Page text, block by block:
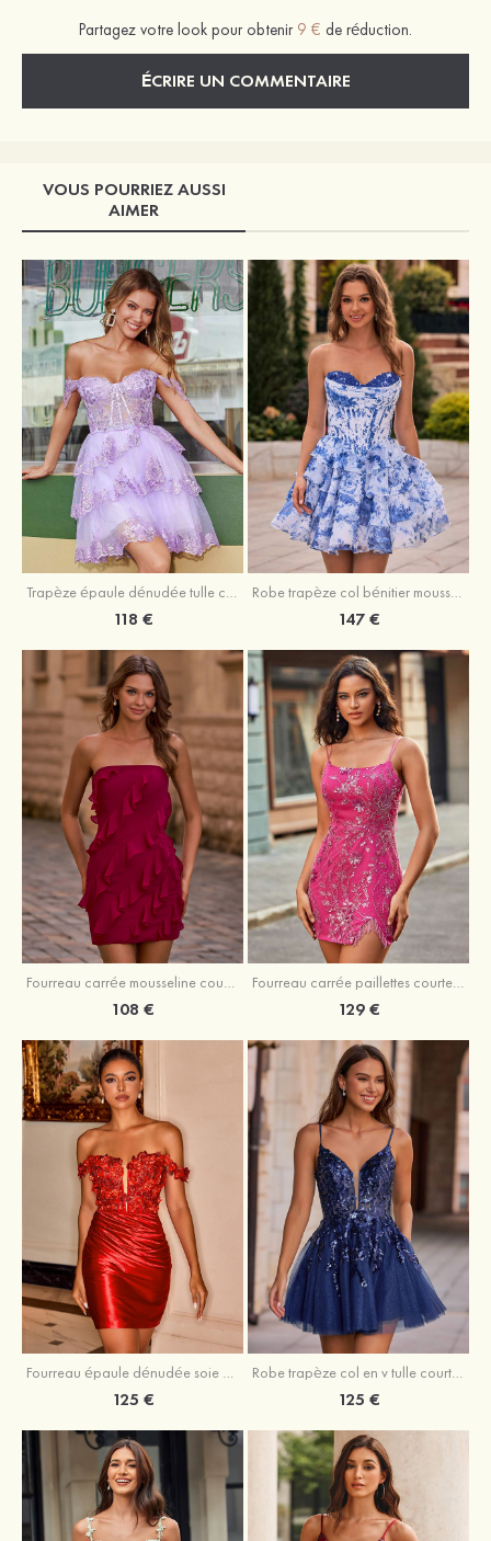
Partagez votre look pour obtenir 9 € de réduction.
ÉCRIRE UN COMMENTAIRE
VOUS POURRIEZ AUSSI
AIMER
Trapèze épaule dénudée tulle courte/mini robe de fête de la rentrée avec paillettes
118 €
Robe trapèze col bénitier mousseline courte/mini robe de fête de la rentrée avec appliqué
147 €
Fourreau carrée mousseline courte/mini robe de fête de la rentré avec volants
108 €
Fourreau carrée paillettes courte/mini robe de fête de la rentrée
129 €
Fourreau épaule dénudée soie comme du satin courte/mini robe de fête de la rentrée
125 €
Robe trapèze col en v tulle courte/mini robe de fête de la rentrée avec poches paillettes
125 €